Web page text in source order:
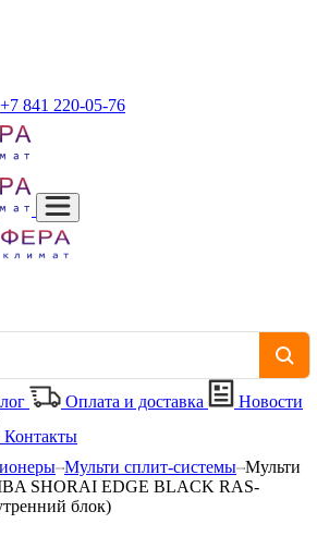
+7 841 220-05-76
Оплата и доставка
Новости
Контакты
Мульти сплит-системы Мульти
SHORAI EDGE BLACK RAS-
блок)